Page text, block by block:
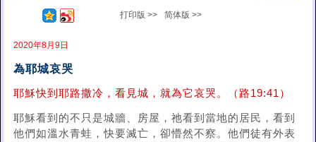
打印版 >> 简体版 >>
2020年8月9日
為耶城哀哭
耶穌快到耶路撒冷，看見城，就為它哀哭。（路19:41）
耶穌看到的不只是城牆、房屋，祂看到當地的居民，看到
他們如溫水青蛙，快要滅亡，卻懵然不察。他們徒有外表